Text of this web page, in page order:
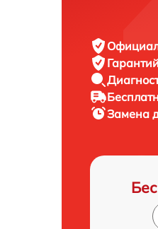
Замена